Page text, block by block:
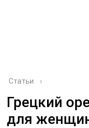
Статьи ›
Грецкий
для